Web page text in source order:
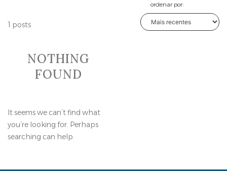
1 posts
ordenar por:
NOTHING
FOUND
It seems we can’t find what
you’re looking for. Perhaps
searching can help.